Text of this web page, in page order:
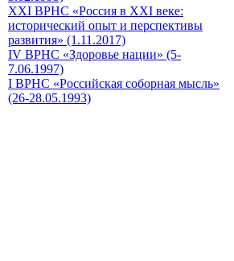
XХI ВРНС «Россия в XXI веке:
исторический опыт и перспективы
развития» (1.11.2017)
IV ВРНС «Здоровье нации» (5-
7.06.1997)
I ВРНС «Российская соборная мысль»
(26-28.05.1993)